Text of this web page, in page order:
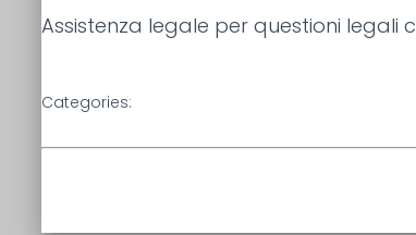
Assistenza legale per questioni legali
Categories: